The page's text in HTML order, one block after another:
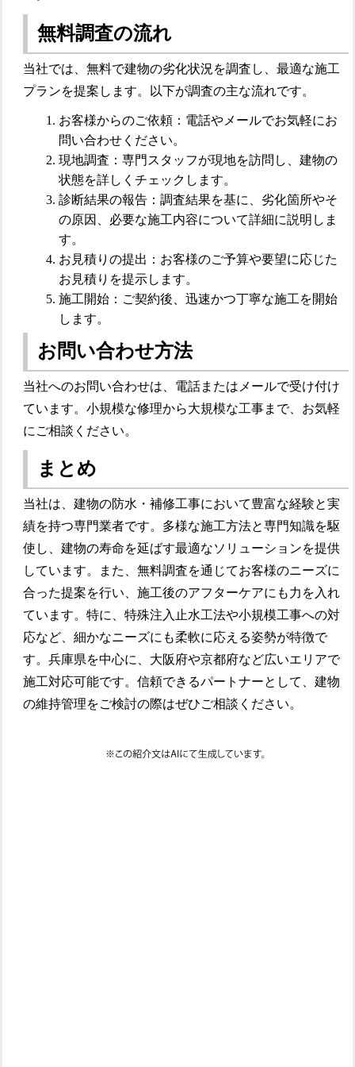
無料調査の流れ
当社では、無料で建物の劣化状況を調査し、最適な施工
プランを提案します。以下が調査の主な流れです。
お客様からのご依頼：電話やメールでお気軽にお
問い合わせください。
現地調査：専門スタッフが現地を訪問し、建物の
状態を詳しくチェックします。
診断結果の報告：調査結果を基に、劣化箇所やそ
の原因、必要な施工内容について詳細に説明しま
す。
お見積りの提出：お客様のご予算や要望に応じた
お見積りを提示します。
施工開始：ご契約後、迅速かつ丁寧な施工を開始
します。
お問い合わせ方法
当社へのお問い合わせは、電話またはメールで受け付け
ています。小規模な修理から大規模な工事まで、お気軽
にご相談ください。
まとめ
当社は、建物の防水・補修工事において豊富な経験と実
績を持つ専門業者です。多様な施工方法と専門知識を駆
使し、建物の寿命を延ばす最適なソリューションを提供
しています。また、無料調査を通じてお客様のニーズに
合った提案を行い、施工後のアフターケアにも力を入れ
ています。特に、特殊注入止水工法や小規模工事への対
応など、細かなニーズにも柔軟に応える姿勢が特徴で
す。兵庫県を中心に、大阪府や京都府など広いエリアで
施工対応可能です。信頼できるパートナーとして、建物
の維持管理をご検討の際はぜひご相談ください。